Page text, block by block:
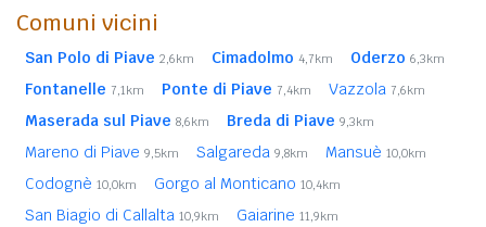
Comuni vicini
San Polo di Piave 2,6km Cimadolmo 4,7km Oderzo 6,3km
Fontanelle 7,1km Ponte di Piave 7,4km Vazzola 7,6km
Maserada sul Piave 8,6km Breda di Piave 9,3km
Mareno di Piave 9,5km Salgareda 9,8km Mansuè 10,0km
Codognè 10,0km Gorgo al Monticano 10,4km
San Biagio di Callalta 10,9km Gaiarine 11,9km